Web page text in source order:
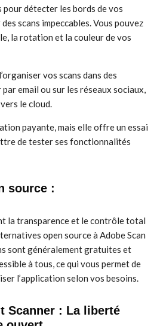
pour détecter les bords de vos
scans impeccables. Vous pouvez
la rotation et la couleur de vos
vos scans dans des
email ou sur les réseaux sociaux,
le cloud.
payante, mais elle offre un essai
de tester ses fonctionnalités
source :
la transparence et le contrôle total
open source à Adobe Scan
sont généralement gratuites et
à tous, ce qui vous permet de
l’application selon vos besoins.
Scanner : La liberté